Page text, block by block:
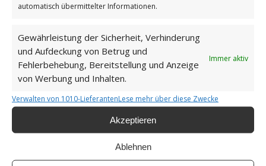
automatisch übermittelter Informationen.
Gewährleistung der Sicherheit, Verhinderung
und Aufdeckung von Betrug und
Fehlerbehebung, Bereitstellung und Anzeige
von Werbung und Inhalten.
Immer aktiv
Verwalten von 1010-LieferantenLese mehr über diese Zwecke
Akzeptieren
Ablehnen
25. MAI 2025 / 0 KOMMENTARE / VONGÜNTER
Das wahre Glück
GUTEN MORGEN